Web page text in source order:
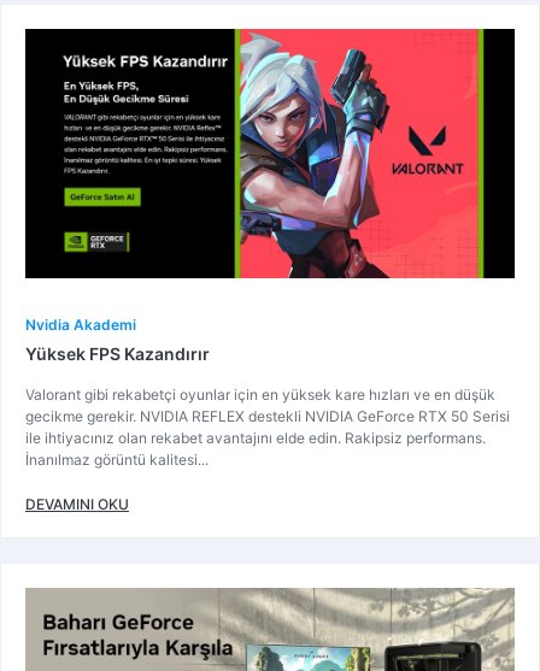
Nvidia Akademi
Yüksek FPS Kazandırır
Valorant gibi rekabetçi oyunlar için en yüksek kare hızları ve en düşük
gecikme gerekir. NVIDIA REFLEX destekli NVIDIA GeForce RTX 50 Serisi
ile ihtiyacınız olan rekabet avantajını elde edin. Rakipsiz performans.
İnanılmaz görüntü kalitesi...
DEVAMINI OKU